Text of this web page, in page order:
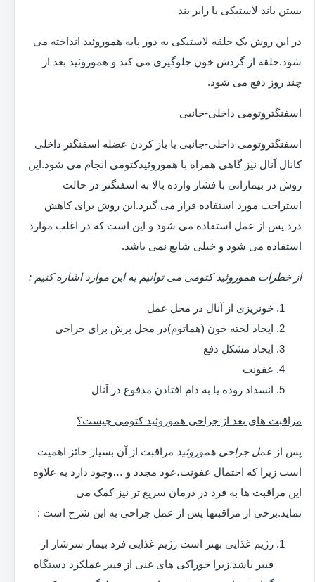
بستن باند لاستیکی یا رابر بند
در این روش یک حلقه لاستیکی به دور پایه هموروئید انداخته می
شود.حلقه از گردش خون جلوگیری می کند و هموروئید بعد از
چند روز دفع می شود.
اسفنگتروتومی داخلی-جانبی
اسفنگتروتومی داخلی-جانبی یا باز کردن عضله اسفنگتر داخلی
کانال آنال نیز گاهی همراه با هموروئیدکتومی انجام می شود.این
روش در بیمارانی با فشار وارده بالا به اسفنگتر در حالت
استراحت مورد استفاده قرار می گیرد.این روش برای کاهش
درد پس از عمل استفاده می شود و این است که در اغلب موارد
استفاده می شود و خیلی شایع نمی باشد.
از خطرات هموروئید کتومی می توانیم به این موارد اشاره کنیم :
خونریزی از آنال در محل عمل
ایجاد لخته خون (هماتوم)در محل برش برای جراحی
ایجاد مشکل دفع
عفونت
انسداد روده یا به دام افتادن مدفوع در آنال
مراقبت های بعد از جراحی هموروئید کتومی چیست؟
پس از عمل جراحی هموروئید مراقبت از آن بسیار حائز اهمیت
است زیرا که احتمال عفونت،عود مجدد و …وجود دارد به علاوه
این مراقبت ها به فرد در درمان سریع تر نیز کمک می
نماید.برخی از مراقبتها پس از عمل جراحی به این شرح است :
رژیم غذایی بهتر است رژیم غذایی فرد بیمار سرشار از
فیبر باشد.زیرا خوراکی های غنی از فیبر عملکرد دستگاه